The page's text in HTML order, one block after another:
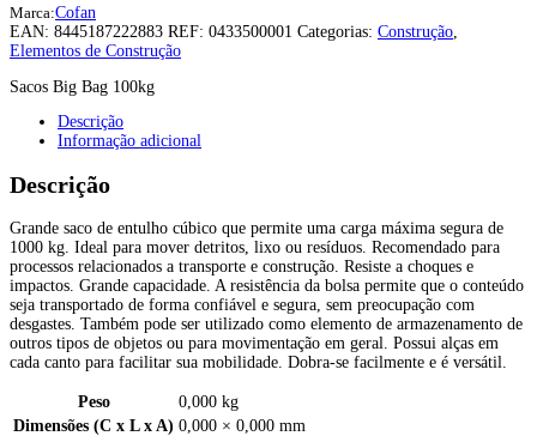
Marca:Cofan
EAN: 8445187222883 REF: 0433500001 Categorias: Construção,
Elementos de Construção
Sacos Big Bag 100kg
Descrição
Informação adicional
Descrição
Grande saco de entulho cúbico que permite uma carga máxima segura de
1000 kg. Ideal para mover detritos, lixo ou resíduos. Recomendado para
processos relacionados a transporte e construção. Resiste a choques e
impactos. Grande capacidade. A resistência da bolsa permite que o conteúdo
seja transportado de forma confiável e segura, sem preocupação com
desgastes. Também pode ser utilizado como elemento de armazenamento de
outros tipos de objetos ou para movimentação em geral. Possui alças em
cada canto para facilitar sua mobilidade. Dobra-se facilmente e é versátil.
Peso
0,000 kg
Dimensões (C x L x A) 0,000 × 0,000 mm